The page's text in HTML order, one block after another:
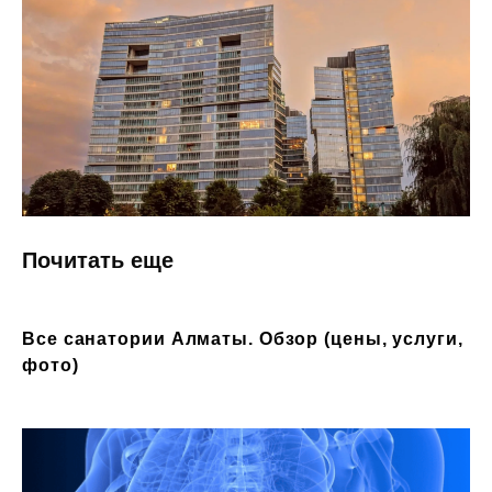
Популярные
Посмотреть
Почитать еще
Все санатории Алматы. Обзор (цены, услуги,
фото)